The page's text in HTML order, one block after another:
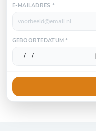
E-MAILADRES *
GEBOORTEDATUM *